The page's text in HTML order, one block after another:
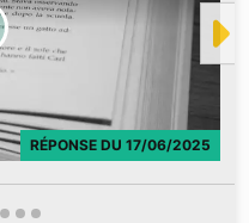
RÉPONSE DU 17/06/2025